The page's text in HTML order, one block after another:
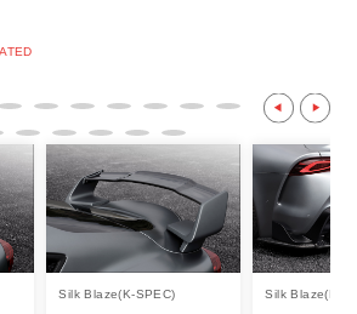
文後のキャンセルや変更につい
式注文後のキャンセルや変更は
ので、商品やカラー等、お間
願い致します。
際の商品とカラーやイメー
場合もございます。
等でご確認ください。
Silk Blaze(K-SPEC) Silk Blaze(K-